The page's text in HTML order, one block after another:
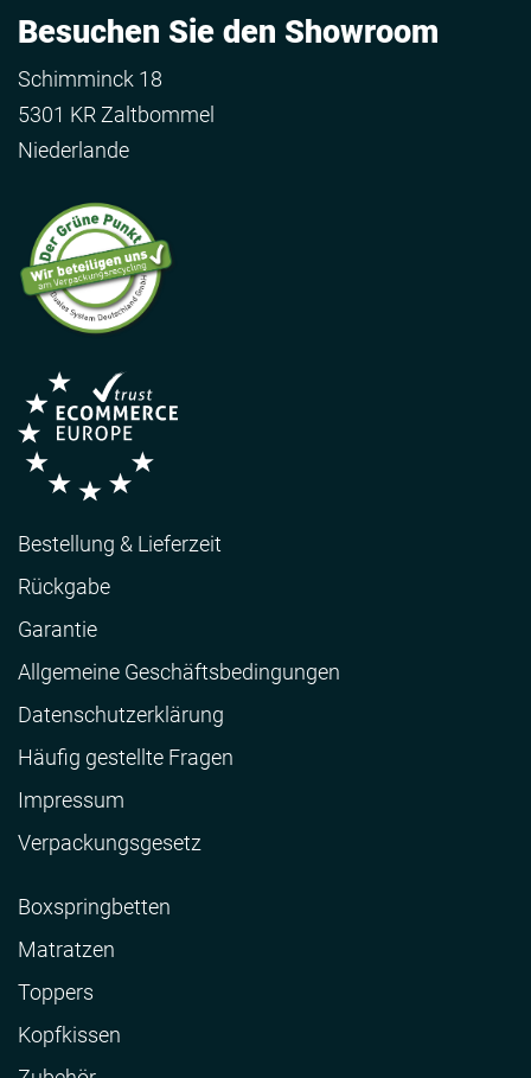
Besuchen Sie den Showroom
Schimminck 18
5301 KR Zaltbommel
Niederlande
Bestellung & Lieferzeit
Rückgabe
Garantie
Allgemeine Geschäftsbedingungen
Datenschutzerklärung
Häufig gestellte Fragen
Impressum
Verpackungsgesetz
Boxspringbetten
Matratzen
Toppers
Kopfkissen